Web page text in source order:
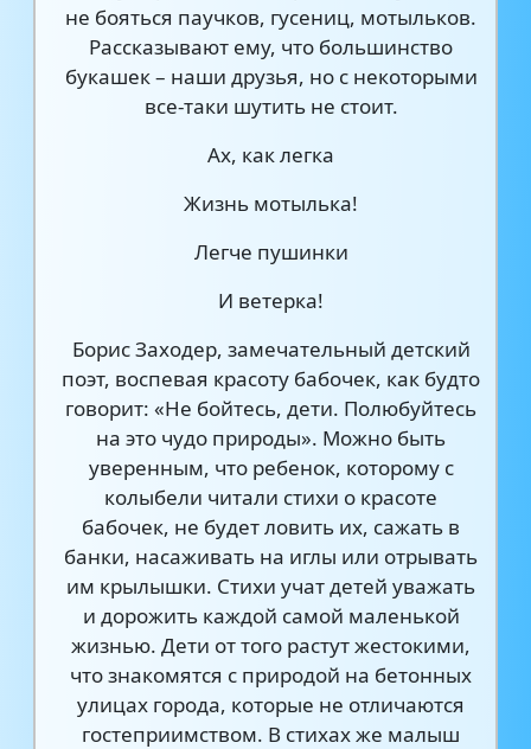
не бояться паучков, гусениц, мотыльков.
Рассказывают ему, что большинство
букашек – наши друзья, но с некоторыми
все-таки шутить не стоит.
Ах, как легка
Жизнь мотылька!
Легче пушинки
И ветерка!
Борис Заходер, замечательный детский
поэт, воспевая красоту бабочек, как будто
говорит: «Не бойтесь, дети. Полюбуйтесь
на это чудо природы». Можно быть
уверенным, что ребенок, которому с
колыбели читали стихи о красоте
бабочек, не будет ловить их, сажать в
банки, насаживать на иглы или отрывать
им крылышки. Стихи учат детей уважать
и дорожить каждой самой маленькой
жизнью. Дети от того растут жестокими,
что знакомятся с природой на бетонных
улицах города, которые не отличаются
гостеприимством. В стихах же малыш